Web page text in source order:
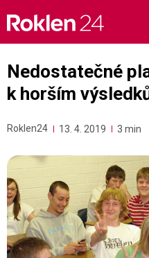
content
Nedostatečné
k horším
Roklen24 13. 4. 2019 3 min